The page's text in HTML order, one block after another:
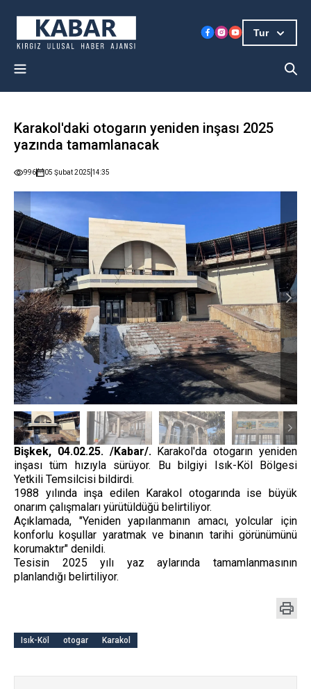
Tur
Karakol'daki otogarın yeniden inşası 2025
yazında tamamlanacak
996 05 Şubat 2025 14:35
Bişkek, 04.02.25. /Kabar/.Karakol'da otogarın yeniden
inşası tüm hızıyla sürüyor. Bu bilgiyi Isık-Köl Bölgesi
Yetkili Temsilcisi bildirdi.
1988 yılında inşa edilen Karakol otogarında ise büyük
onarım çalışmaları yürütüldüğü belirtiliyor.
Açıklamada, "Yeniden yapılanmanın amacı, yolcular için
konforlu koşullar yaratmak ve binanın tarihi görünümünü
korumaktır" denildi.
Tesisin 2025 yılı yaz aylarında tamamlanmasının
planlandığı belirtiliyor.
Isık-Köl otogar Karakol